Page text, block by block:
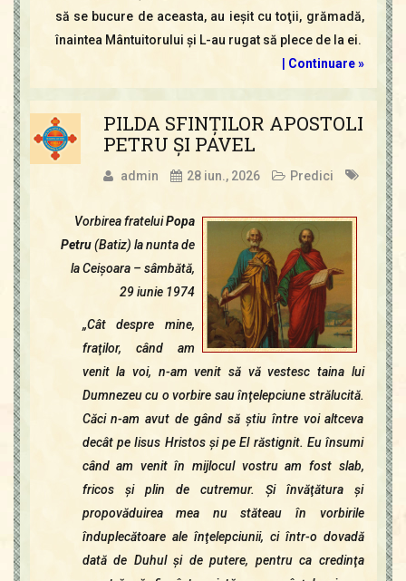
să se bucure de aceasta, au ieşit cu toţii, grămadă,
înaintea Mântuitorului şi L-au rugat să plece de la ei.
Continuare »
PILDA SFINŢILOR APOSTOLI
PETRU ŞI PAVEL
admin 28 iun., 2026 Predici
Vorbirea frateluiPopa
Petru(Batiz) la nunta de
la Ceişoara – sâmbătă,
29 iunie 1974
„Cât despre mine,
fraţilor, când am
venit la voi, n-am venit să vă vestesc taina lui
Dumnezeu cu o vorbire sau înţelepciune strălucită.
Căci n-am avut de gând să ştiu între voi altceva
decât pe Iisus Hristos şi pe El răstignit. Eu însumi
când am venit în mijlocul vostru am fost slab,
fricos şi plin de cutremur. Şi învăţătura şi
propovăduirea mea nu stăteau în vorbirile
înduplecătoare ale înţelepciunii, ci într-o dovadă
dată de Duhul şi de putere, pentru ca credinţa